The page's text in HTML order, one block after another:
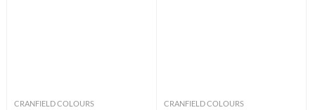
CRANFIELD COLOURS CRANFIELD COLOURS